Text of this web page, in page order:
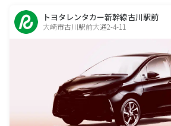
トヨタレンタカー新幹線古川駅前
大崎市古川駅前大通2-4-11